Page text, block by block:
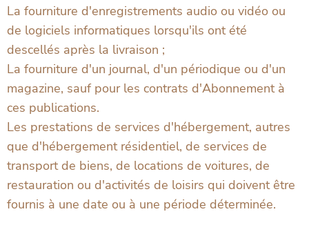
La fourniture d'enregistrements audio ou vidéo ou
de logiciels informatiques lorsqu'ils ont été
descellés après la livraison ;
La fourniture d'un journal, d'un périodique ou d'un
magazine, sauf pour les contrats d'Abonnement à
ces publications.
Les prestations de services d'hébergement, autres
que d'hébergement résidentiel, de services de
transport de biens, de locations de voitures, de
restauration ou d'activités de loisirs qui doivent être
fournis à une date ou à une période déterminée.